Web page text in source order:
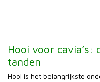
Hooi voor cavia’s:
tanden
Hooi is het belangrijkste